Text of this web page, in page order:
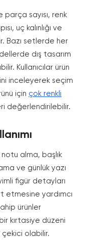
sayısı, renk
uç kalınlığı ve
Bazı setlerde her
dış tasarım
Kullanıcılar ürün
inceleyerek seçim
için çok renkli
değerlendirilebilir.
alma, başlık
ve günlük yazı
figür detayları
etmesine yardımcı
ürünler
kırtasiye düzeni
olabilir.